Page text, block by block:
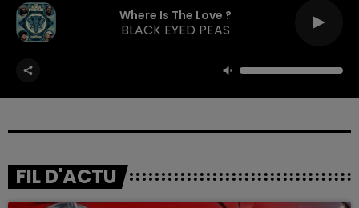
Where Is The Love ?
BLACK EYED PEAS
FIL D'ACTU